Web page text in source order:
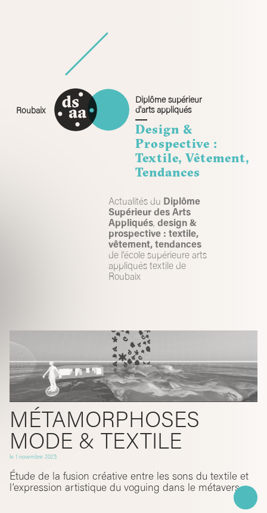
Roubaix
Diplôme supérieur
d'arts appliqués
Design &
Prospective :
Textile, Vêtement,
Tendances
Actualités du Diplôme
Supérieur des Arts
Appliqués,design &
prospective : textile,
vêtement, tendances
de l'école supérieure arts
appliqués textile de
Roubaix
MÉTAMORPHOSES
MODE & TEXTILE
le 1 novembre 2023
Étude de la fusion créative entre les sons du textile et
l’expression artistique du voguing dans le métavers.